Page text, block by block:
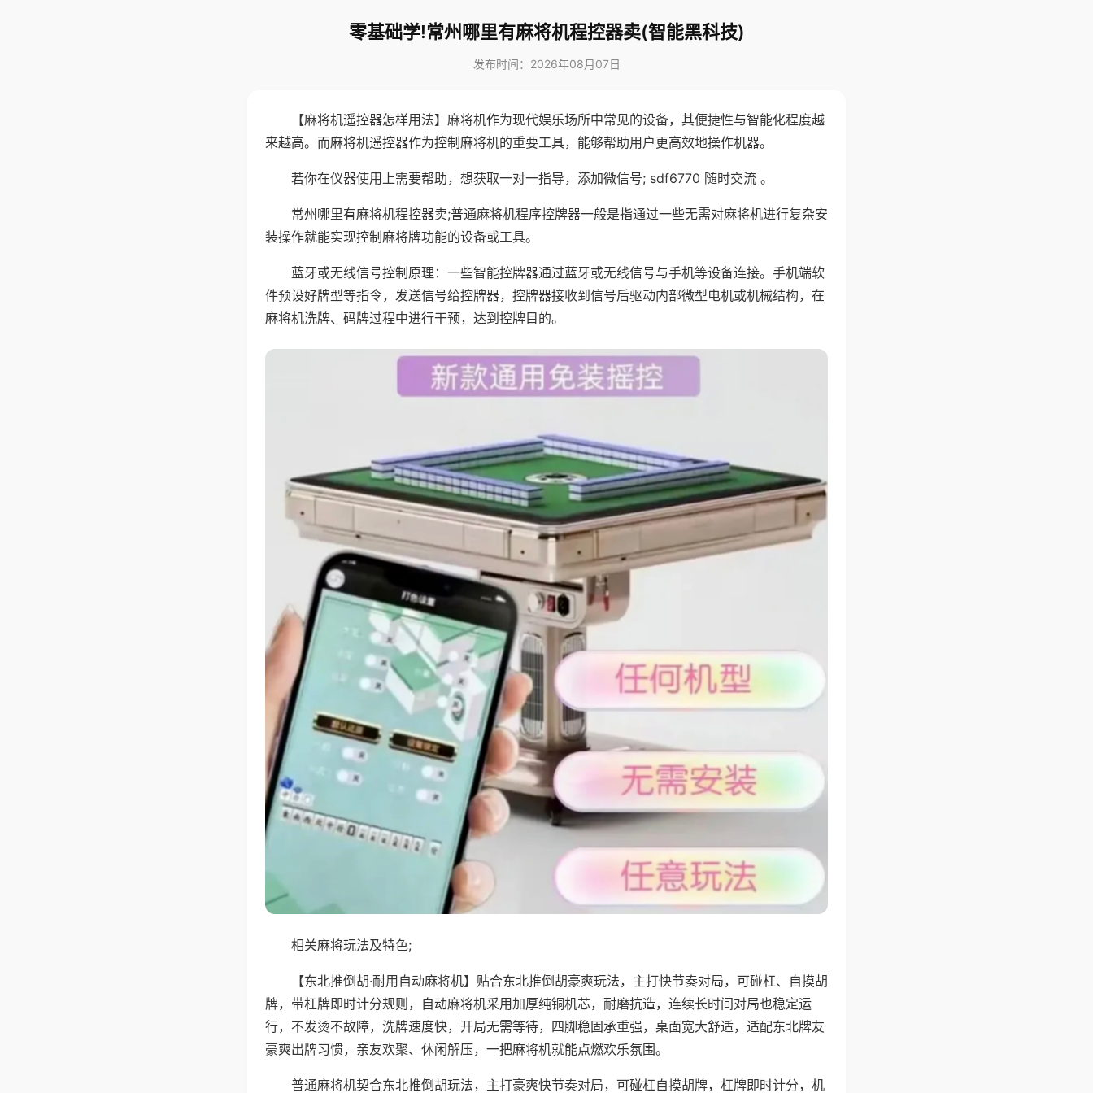
零基础学!常州哪里有麻将机程控器卖(智能黑科技)
发布时间：2026年08月07日
【麻将机遥控器怎样用法】麻将机作为现代娱乐场所中常见的设备，其便捷性与智能化程度越
来越高。而麻将机遥控器作为控制麻将机的重要工具，能够帮助用户更高效地操作机器。
若你在仪器使用上需要帮助，想获取一对一指导，添加微信号; sdf6770 随时交流 。
常州哪里有麻将机程控器卖;普通麻将机程序控牌器一般是指通过一些无需对麻将机进行复杂安
装操作就能实现控制麻将牌功能的设备或工具。
蓝牙或无线信号控制原理：一些智能控牌器通过蓝牙或无线信号与手机等设备连接。手机端软
件预设好牌型等指令，发送信号给控牌器，控牌器接收到信号后驱动内部微型电机或机械结构，在
麻将机洗牌、码牌过程中进行干预，达到控牌目的。
相关麻将玩法及特色;
【东北推倒胡·耐用自动麻将机】贴合东北推倒胡豪爽玩法，主打快节奏对局，可碰杠、自摸胡
牌，带杠牌即时计分规则，自动麻将机采用加厚纯铜机芯，耐磨抗造，连续长时间对局也稳定运
行，不发烫不故障，洗牌速度快，开局无需等待，四脚稳固承重强，桌面宽大舒适，适配东北牌友
豪爽出牌习惯，亲友欢聚、休闲解压，一把麻将机就能点燃欢乐氛围。
普通麻将机契合东北推倒胡玩法，主打豪爽快节奏对局，可碰杠自摸胡牌，杠牌即时计分，机